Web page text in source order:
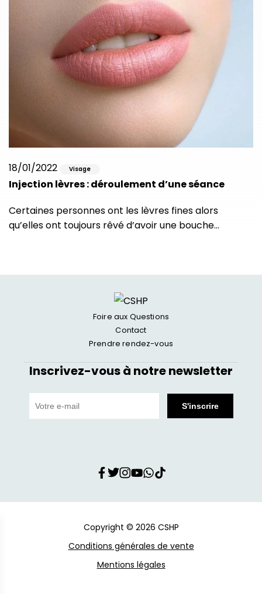
18/01/2022 Visage
Injection lèvres : déroulement d’une séance
Certaines personnes ont les lèvres fines alors
qu’elles ont toujours rêvé d’avoir une bouche…
Foire aux Questions
Contact
Prendre rendez-vous
Inscrivez-vous à notre newsletter
Copyright © 2026 CSHP
Conditions générales de vente
Mentions légales